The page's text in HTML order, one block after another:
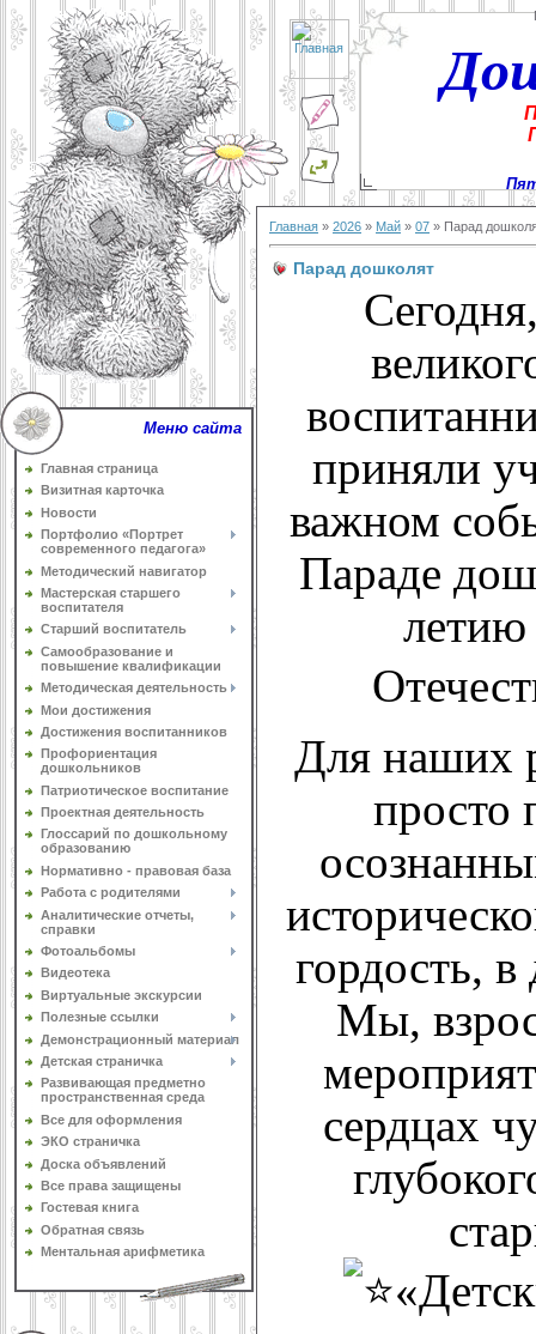
Меню сайта
Главная страница
Визитная карточка
Новости
Портфолио «Портрет
современного педагога»
Методический навигатор
Мастерская старшего
воспитателя
Старший воспитатель
Самообразование и
повышение квалификации
Методическая деятельность
Мои достижения
Достижения воспитанников
Профориентация
дошкольников
Патриотическое воспитание
Проектная деятельность
Глоссарий по дошкольному
образованию
Нормативно - правовая база
Работа с родителями
Аналитические отчеты,
справки
Фотоальбомы
Видеотека
Виртуальные экскурсии
Полезные ссылки
Демонстрационный материал
Детская страничка
Развивающая предметно
пространственная среда
Все для оформления
ЭКО страничка
Доска объявлений
Все права защищены
Гостевая книга
Обратная связь
Ментальная арифметика
Главная » 2026 » Май » 07 » Парад
Парад дошколят
приняли
важном
Параде
Для наших
просто
гордость,
Мы,
сердцах